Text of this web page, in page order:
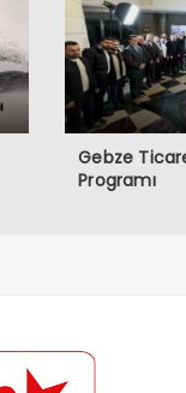
Gebze
Programı